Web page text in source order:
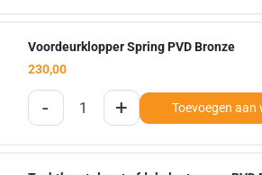
Voordeurklopper Spring PVD Bronze
230,00
- + Toevoegen aan